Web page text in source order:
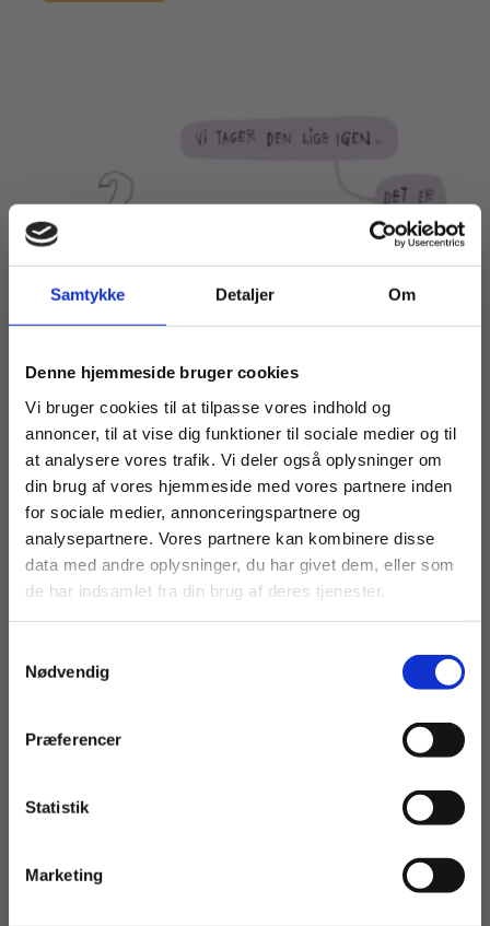
Samtykke Detaljer Om
Denne hjemmeside bruger cookies
Vi bruger cookies til at tilpasse vores indhold og
annoncer, til at vise dig funktioner til sociale medier og til
at analysere vores trafik. Vi deler også oplysninger om
din brug af vores hjemmeside med vores partnere inden
for sociale medier, annonceringspartnere og
analysepartnere. Vores partnere kan kombinere disse
data med andre oplysninger, du har givet dem, eller som
de har indsamlet fra din brug af deres tjenester.
Nødvendig
Præferencer
Statistik
Marketing
ARTIKEL
Taler du ny-kønsk?
KULTURFORSTÅELSE
Køb læremidler og find masterclasses mm.
Fortsæt som:
For privatkunder og
studerende. Du får
vist priser inkl.
For institutioner og
virksomheder. Du
får vist priser ekskl.